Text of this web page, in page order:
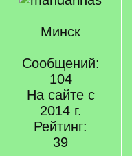
Минск
Сообщений:
104
На сайте с
2014 г.
Рейтинг:
39